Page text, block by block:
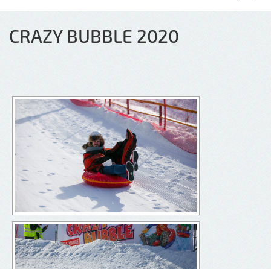
CRAZY BUBBLE 2020